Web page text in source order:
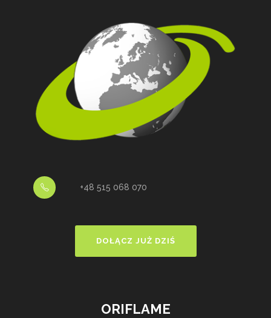
+48 515 068 070
DOŁĄCZ JUŻ DZIŚ
ORIFLAME